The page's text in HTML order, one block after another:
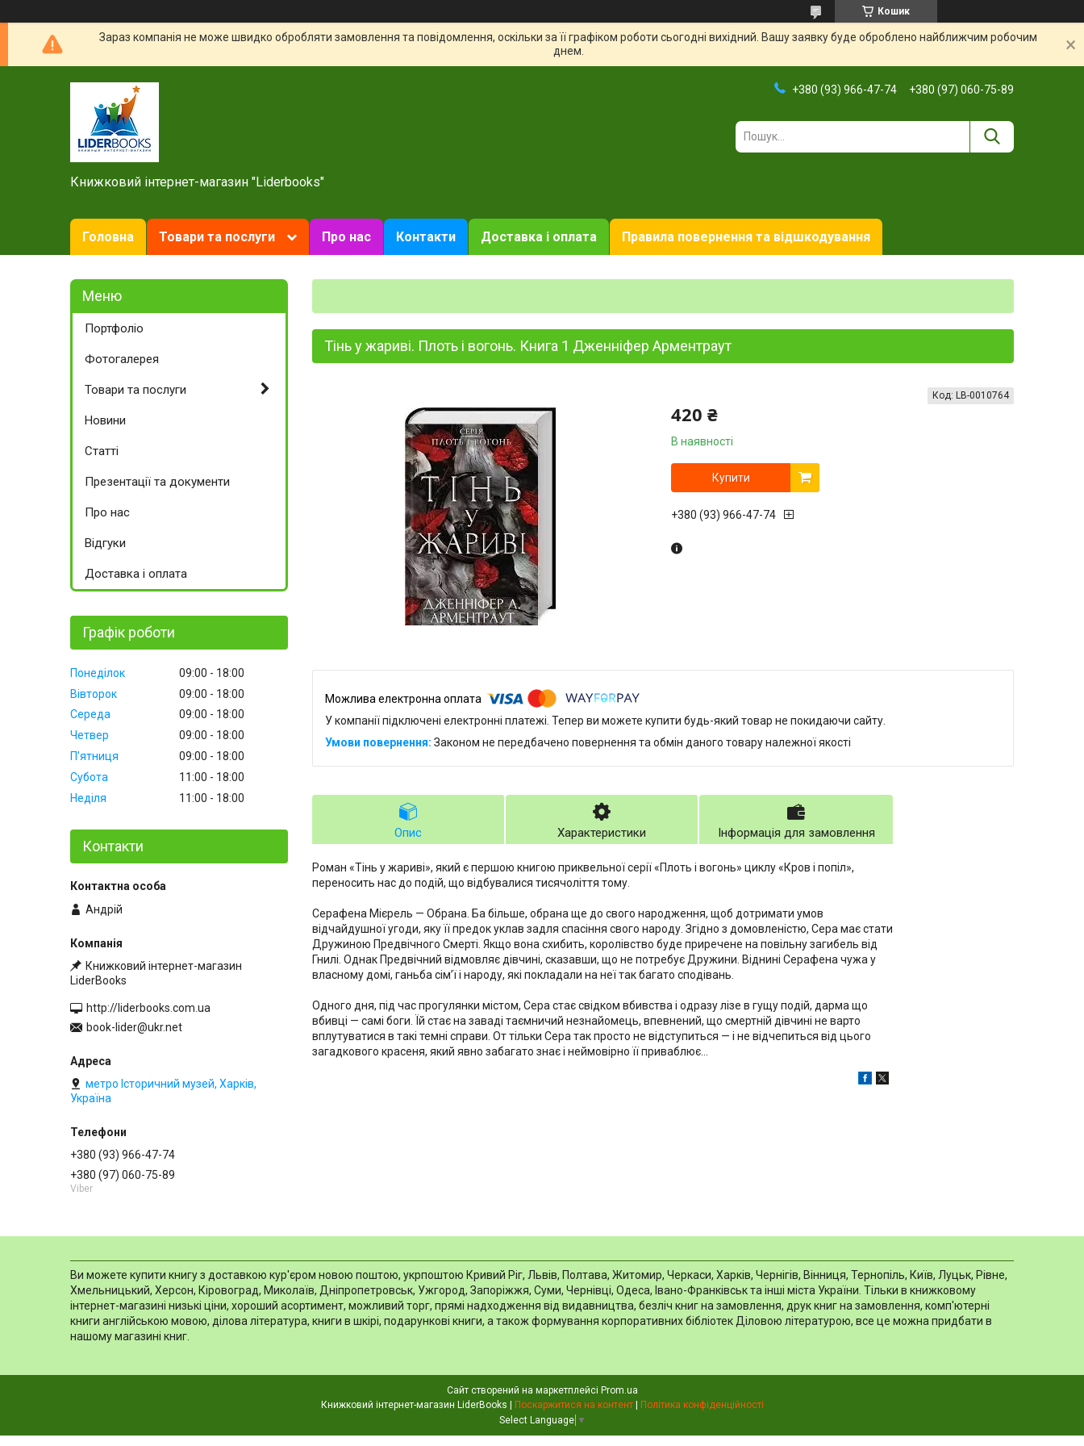
Кошик
Зараз компанія не може швидко обробляти замовлення та повідомлення, оскільки за її графіком роботи сьогодні вихідний. Вашу заявку буде оброблено найближчим робочим
днем.
Книжковий інтернет-магазин "Liderbooks"
+380 (93) 966-47-74 +380 (97) 060-75-89
Головна Товари та послуги Про нас Контакти Доставка і оплата Правила повернення та відшкодування
Тінь у жариві. Плоть і вогонь. Книга 1 Дженніфер Арментраут
420 ₴
В наявності
Код: LB-0010764
Купити
+380 (93) 966-47-74
У компанії підключені електронні платежі. Тепер ви можете купити будь-який товар не покидаючи сайту.
Законом не передбачено повернення та обмін даного товару належної якості
Опис Характеристики Інформація для замовлення
Роман «Тінь у жариві», який є першою книгою приквельної серії «Плоть і вогонь» циклу «Кров і попіл»,
переносить нас до подій, що відбувалися тисячоліття тому.
Серафена Мієрель — Обрана. Ба більше, обрана ще до свого народження, щоб дотримати умов
відчайдушної угоди, яку її предок уклав задля спасіння свого народу. Згідно з домовленістю, Сера має стати
Дружиною Предвічного Смерті. Якщо вона схибить, королівство буде приречене на повільну загибель від
Гнилі. Однак Предвічний відмовляє дівчині, сказавши, що не потребує Дружини. Віднині Серафена чужа у
власному домі, ганьба сім’ї і народу, які покладали на неї так багато сподівань.
Одного дня, під час прогулянки містом, Сера стає свідком вбивства і одразу лізе в гущу подій, дарма що
вбивці — самі боги. Їй стає на заваді таємничий незнайомець, впевнений, що смертній дівчині не варто
вплутуватися в такі темні справи. От тільки Сера так просто не відступиться — і не відчепиться від цього
загадкового красеня, який явно забагато знає і неймовірно її приваблює...
Портфоліо
Фотогалерея
Товари та послуги
Новини
Статті
Презентації та документи
Про нас
Відгуки
Доставка і оплата
Графік роботи
Понеділок 09:00
18:00
Вівторок
09:00
18:00
Середа
09:00
18:00
Четвер
09:00
18:00
Пʼятниця
09:00
18:00
Субота
11:00
18:00
Неділя
11:00 18:00
Контакти
Андрій
Книжковий інтернет-магазин
LiderBooks
http://liderbooks.com.ua
book-lider@ukr.net
метро Історичний музей, Харків,
Україна
+380 (93) 966-47-74
+380 (97) 060-75-89
Viber
Ви можете купити книгу з доставкою кур'єром новою поштою, укрпоштою Кривий Ріг, Львів, Полтава, Житомир, Черкаси, Харків, Чернігів, Вінниця, Тернопіль, Київ, Луцьк, Рівне,
Хмельницький, Херсон, Кіровоград, Миколаїв, Дніпропетровськ, Ужгород, Запоріжжя, Суми, Чернівці, Одеса, Івано-Франківськ та інші міста України. Тільки в книжковому
інтернет-магазині низькі ціни, хороший асортимент, можливий торг, прямі надходження від видавництва, безліч книг на замовлення, друк книг на замовлення, комп'ютерні
книги англійською мовою, ділова література, книги в шкірі, подарункові книги, а також формування корпоративних бібліотек Діловою літературою, все це можна придбати в
нашому магазині книг.
Сайт створений на маркетплейсі Prom.ua
Поскаржитися на контент
Політика конфіденційності
Select Language ▼